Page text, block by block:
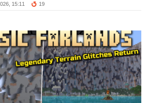
15:11 19